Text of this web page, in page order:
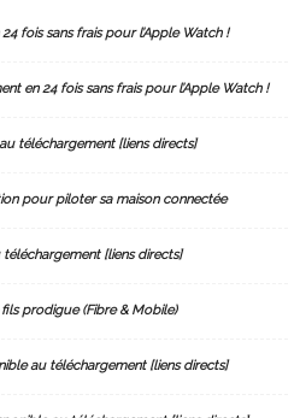
fois sans frais pour l’Apple Watch !
en 24 fois sans frais pour l’Apple Watch !
téléchargement [liens directs]
pour piloter sa maison connectée
téléchargement [liens directs]
prodigue (Fibre & Mobile)
au téléchargement [liens directs]